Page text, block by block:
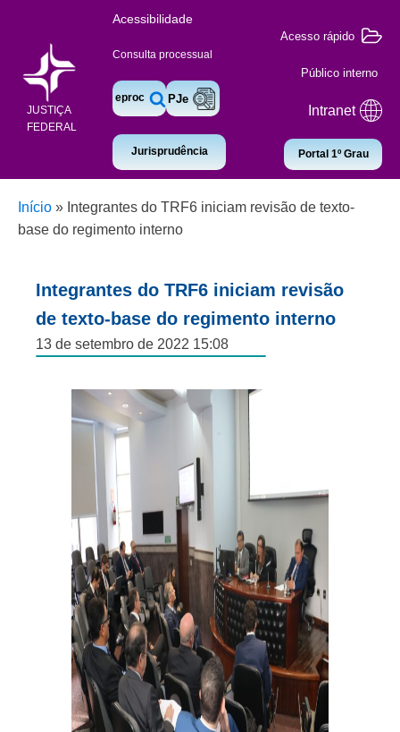
JUSTIÇA
FEDERAL
Acessibilidade
Consulta processual
eproc PJe
Jurisprudência
Acesso rápido
Público interno
Intranet
Portal 1º Grau
Início » Integrantes do TRF6 iniciam revisão de texto-
base do regimento interno
Integrantes do TRF6 iniciam revisão
de texto-base do regimento interno
13 de setembro de 2022 15:08